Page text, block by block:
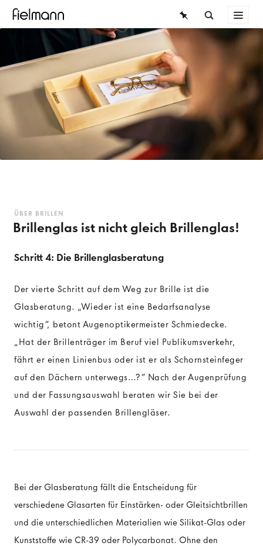
BRILLEN
SONNENBRILLEN
KONTAKTLINSEN
ÜBERSICHT
WISSEN
Der Weg zur Brille
Anatomie des Auges
ÜBER BRILLEN
Brillenglas ist nicht gleich Brillenglas!
Schritt 4: Die Brillenglasberatung
Der vierte Schritt auf dem Weg zur Brille ist die
Glasberatung. „Wieder ist eine Bedarfsanalyse
wichtig“, betont Augenoptikermeister Schmiedecke.
„Hat der Brillenträger im Beruf viel Publikumsverkehr,
fährt er einen Linienbus oder ist er als Schornsteinfeger
auf den Dächern unterwegs…?“ Nach der Augenprüfung
und der Fassungsauswahl beraten wir Sie bei der
Auswahl der passenden Brillengläser.
Bei der Glasberatung fällt die Entscheidung für
verschiedene Glasarten für Einstärken- oder Gleitsichtbrillen
und die unterschiedlichen Materialien wie Silikat-Glas oder
Kunststoffe wie CR-39 oder Polycarbonat. Ohne den